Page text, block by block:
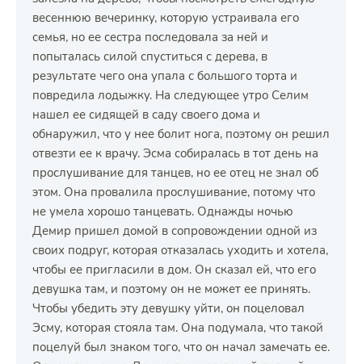
весеннюю вечеринку, которую устраивала его
семья, но ее сестра последовала за ней и
попыталась силой спуститься с дерева, в
результате чего она упала с большого торта и
повредила лодыжку. На следующее утро Селим
нашел ее сидящей в саду своего дома и
обнаружил, что у нее болит нога, поэтому он решил
отвезти ее к врачу. Эсма собиралась в тот день на
прослушивание для танцев, но ее отец не знал об
этом. Она провалила прослушивание, потому что
не умела хорошо танцевать. Однажды ночью
Демир пришел домой в сопровождении одной из
своих подруг, которая отказалась уходить и хотела,
чтобы ее пригласили в дом. Он сказал ей, что его
девушка там, и поэтому он не может ее принять.
Чтобы убедить эту девушку уйти, он поцеловал
Эсму, которая стояла там. Она подумала, что такой
поцелуй был знаком того, что он начал замечать ее.